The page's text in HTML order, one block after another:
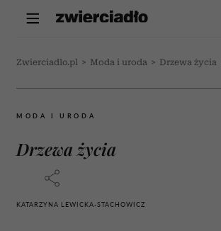
Zwierciadlo.pl > Moda i uroda > Drzewa życia
MODA I URODA
Drzewa życia
KATARZYNA LEWICKA-STACHOWICZ